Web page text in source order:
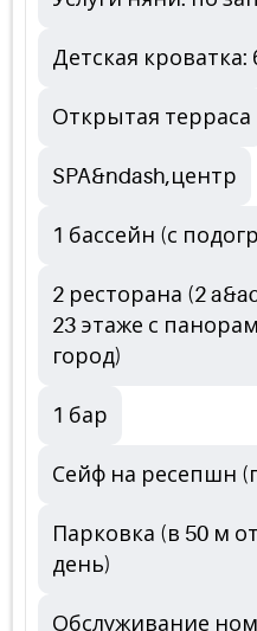
Детская кроватка:
Открытая терраса
SPA&ndash,центр
1 бассейн (с
2 ресторана (2
23 этаже с
город)
1 бар
Сейф на ресепшн
Парковка (в 50 м
день)
Обслуживание